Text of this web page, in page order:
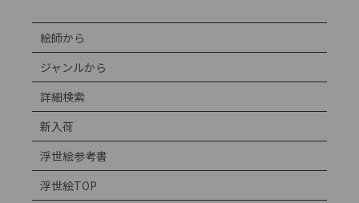
絵師から
ジャンルから
詳細検索
新入荷
浮世絵参考書
浮世絵TOP